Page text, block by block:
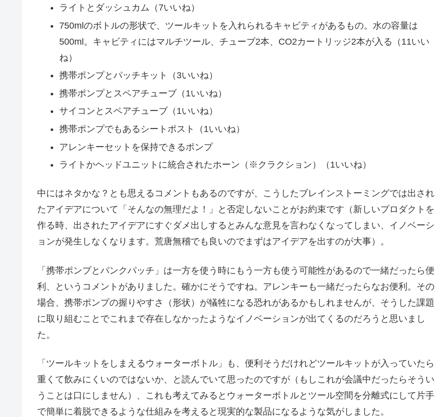
ライトとダッシュカム（7いいね）
750mlのボトルの形状で、ツールキットを入れられるキャビティがあるもの。水の容量は
500ml。キャビティにはマルチツール、チューブ2本、CO2カートリッジ2本が入る（11いい
ね）
携帯ポンプとパッチキット（3いいね）
携帯ポンプとスペアチューブ（1いいね）
サイコンとスペアチューブ（1いいね）
携帯ポンプでもあるシートポスト（1いいね）
アレンキーセットを保持できるポンプ
ライトかヘッドユニットに統合されたホーン（※クラクション）（1いいね）
中にはネタかな？とも思えるコメントもあるのですが、こうしたブレインストーミングでは出され
たアイデアについて「そんなの無理だよ！」と否定しないことがお約束です（新しいプロダクトを
作る時、出されたアイデアにすぐダメ出しするとみんな意見を言わなくなってしまい、イノベーシ
ョンが発生しなくなります。荒唐無稽でも良いのでまずはアイデアを出すのが大事）。
「携帯ポンプとパンクパッチ」は一方を使う時にもう一方も使う可能性があるので一緒だったら便
利、というコメントがありました。確かにそうですね。アレンキーも一緒だったらなお便利。その
場合、携帯ポンプの握りやすさ（形状）が犠牲になる恐れがあるかもしれませんが、そうした課題
に取り組むことでこれまで存在しなかったようなイノベーションが出てくるのだろうと思いまし
た。
「ツールキットをしまえるウォーターボトル」も、便利そうだけれどツールキットが入っていたら
重くて飲みにくいのではないか、と読んでいて思ったのですが（もしこれが会議中だったらそうい
うことは口にしません）、これも考えてみるとウォーターボトルとツール空間を分離式にして片手
で簡単に着脱できるような仕組みを考えると現実的な製品になるような気がしました。